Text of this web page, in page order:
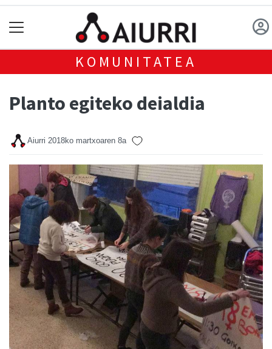
KOMUNITATEA
Planto egiteko deialdia
Aiurri 2018ko martxoaren 8a